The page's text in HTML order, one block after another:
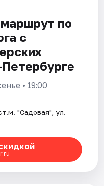
по
с
• 19:00
"Садовая", ул.